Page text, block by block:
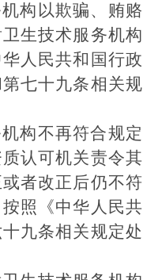
构以欺骗、贿赂
生技术服务机构
华人民共和国行政
七十九条相关规
构不再符合规定
认可机关责令其
者改正后仍不符
照
《中华人民共
九条相关规定处